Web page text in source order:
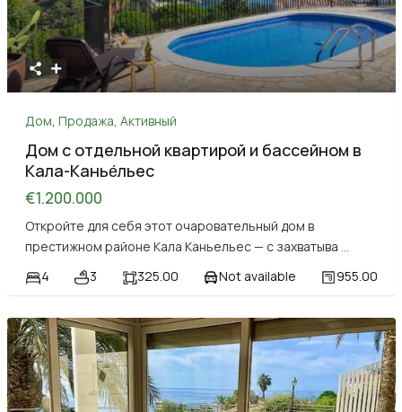
Дом Продажа Активный
Дом с отдельной квартирой и бассейном в
Кала-Канье́льес
€1.200.000
Откройте для себя этот очаровательный дом в
престижном районе Кала Каньельес — с захватыва
4
3 325.00 Not available 955.00